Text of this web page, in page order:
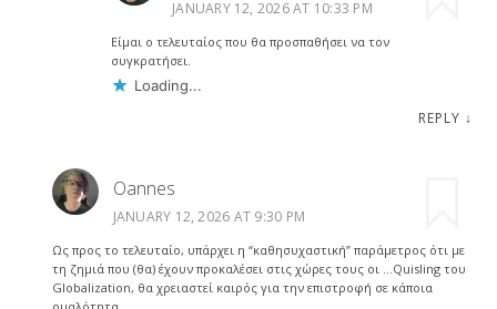
JANUARY 12, 2026 AT 10:33 PM
Είμαι ο τελευταίος που θα προσπαθήσει να τον
συγκρατήσει.
Loading...
REPLY ↓
Oannes
JANUARY 12, 2026 AT 9:30 PM
Ως προς το τελευταίο, υπάρχει η “καθησυχαστική” παράμετρος ότι με
τη ζημιά που (θα) έχουν προκαλέσει στις χώρες τους οι …Quisling του
Globalization, θα χρειαστεί καιρός για την επιστροφή σε κάποια